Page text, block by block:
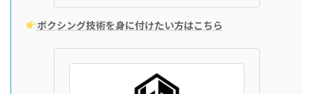
ボクシング技術を身に付けたい方はこちら